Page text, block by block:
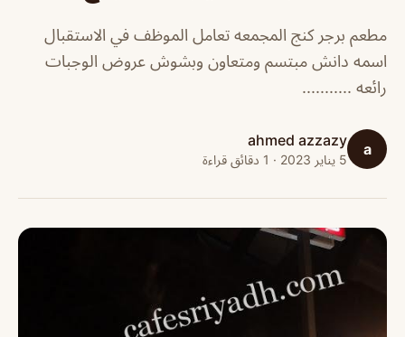
مطعم برجر كنج المجمعه تعامل الموظف في الاستقبال
اسمه دانش مبتسم ومتعاون وبشوش عروض الوجبات
رائعه ...........
a
ahmed azzazy
5 يناير 2023 · 1 دقائق قراءة